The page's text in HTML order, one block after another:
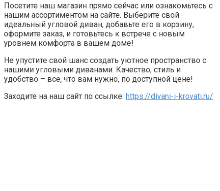
Посетите наш магазин прямо сейчас или ознакомьтесь с
нашим ассортиментом на сайте. Выберите свой
идеальный угловой диван, добавьте его в корзину,
оформите заказ, и готовьтесь к встрече с новым
уровнем комфорта в вашем доме!
Не упустите свой шанс создать уютное пространство с
нашими угловыми диванами. Качество, стиль и
удобство – все, что вам нужно, по доступной цене!
Заходите на наш сайт по ссылке: https://divani-i-krovati.ru/